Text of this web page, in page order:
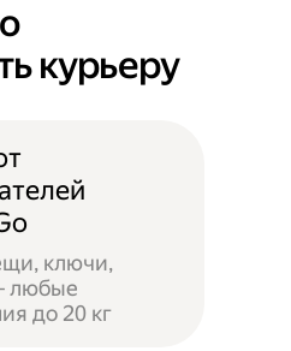
курьеру
ключи,
любые
до 20 кг